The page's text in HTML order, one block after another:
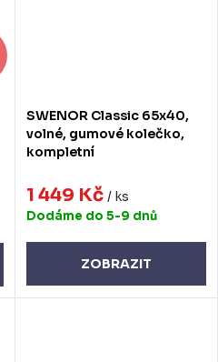
SWENOR Classic 65x40,
volné, gumové kolečko,
kompletní
1 449 Kč / ks
Dodáme do 5-9 dnů
ZOBRAZIT